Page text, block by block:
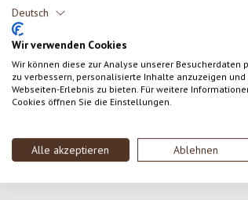
Deutsch
Wir verwenden Cookies
Wir können diese zur Analyse unserer Besucherdaten
zu verbessern, personalisierte Inhalte anzuzeigen
Webseiten-Erlebnis zu bieten. Für weitere
Cookies öffnen Sie die Einstellungen.
Alle akzeptieren Ablehnen
SCHREIBE EINE BEWERTUNG
Produktgalerie überspringen